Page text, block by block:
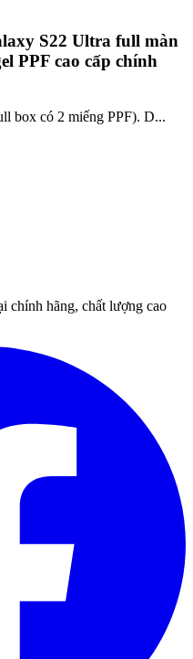
S22 Ultra full màn
PPF cao cấp chính
box có 2 miếng PPF). D...
chính hãng, chất lượng cao